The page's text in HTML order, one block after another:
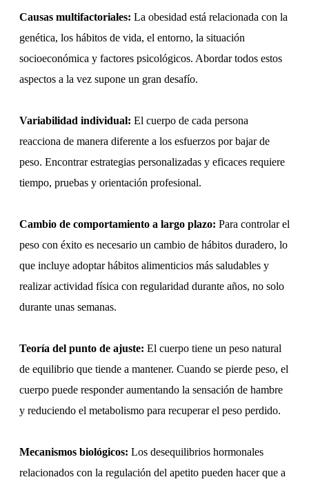
Causas multifactoriales: La obesidad está relacionada con la
genética, los hábitos de vida, el entorno, la situación
socioeconómica y factores psicológicos. Abordar todos estos
aspectos a la vez supone un gran desafío.
Variabilidad individual: El cuerpo de cada persona
reacciona de manera diferente a los esfuerzos por bajar de
peso. Encontrar estrategias personalizadas y eficaces requiere
tiempo, pruebas y orientación profesional.
Cambio de comportamiento a largo plazo: Para controlar el
peso con éxito es necesario un cambio de hábitos duradero, lo
que incluye adoptar hábitos alimenticios más saludables y
realizar actividad física con regularidad durante años, no solo
durante unas semanas.
Teoría del punto de ajuste: El cuerpo tiene un peso natural
de equilibrio que tiende a mantener. Cuando se pierde peso, el
cuerpo puede responder aumentando la sensación de hambre
y reduciendo el metabolismo para recuperar el peso perdido.
Mecanismos biológicos: Los desequilibrios hormonales
relacionados con la regulación del apetito pueden hacer que a